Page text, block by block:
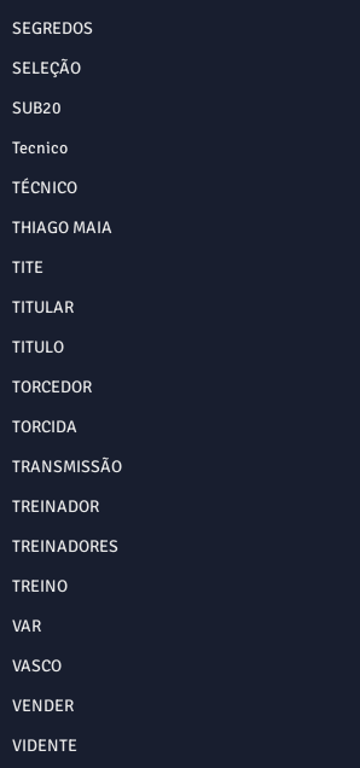
SEGREDOS
SELEÇÃO
SUB20
Tecnico
TÉCNICO
THIAGO MAIA
TITE
TITULAR
TITULO
TORCEDOR
TORCIDA
TRANSMISSÃO
TREINADOR
TREINADORES
TREINO
VAR
VASCO
VENDER
VIDENTE